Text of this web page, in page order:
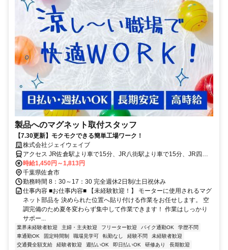
製品へのマグネット取付スタッフ
【7.30更新】モクモクできる簡単工場ワーク！
株式会社ジェイウェイブ
アクセス JR佐倉駅より車で15分、JR八街駅より車で15分、JR四街
道駅から車で20分！
時給1,450円～1,813円
千葉県佐倉市
勤務時間 8：30～17：30 完全週休2日制/土日祝休み
仕事内容 ■お仕事内容■ 【未経験歓迎！】 モーターに使用されるマグ
ネット部品を 決められた位置へ貼り付ける作業をお任せします。 空
調完備のため夏冬変わらず集中して作業できます！ 作業はしっかり
サポー...
業界未経験者歓迎 主婦・主夫歓迎 フリーター歓迎 バイク通勤OK
学歴不問
車通勤OK
固定時間制 職場見学可 転勤なし 経験不問
未経験者歓迎
交通費全額支給
経験者歓迎 週払いOK 即日払いOK 研修あり
長期歓迎